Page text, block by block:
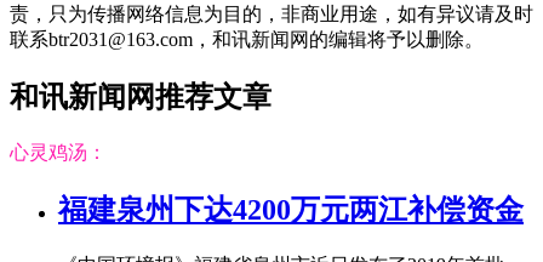
责，只为传播网络信息为目的，非商业用途，如有异议请及时
联系btr2031@163.com，和讯新闻网的编辑将予以删除。
和讯新闻网推荐文章
心灵鸡汤：
福建泉州下达4200万元两江补偿资金